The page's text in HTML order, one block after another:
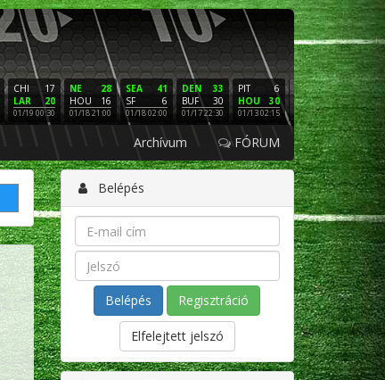
17
CHI
20
LAR
01/19 00:30
28
NE
16
HOU
01/18 21:00
41
SEA
6
SF
01/18 02:00
33
DEN
30
BUF
01/17 22:30
6
PIT
30
HOU
01/13 02:15
16
NE
3
LAC
01/12 02:00
PHI
SF
01/11
Archívum FÓRUM
Belépés
Regisztráció
Elfelejtett jelszó